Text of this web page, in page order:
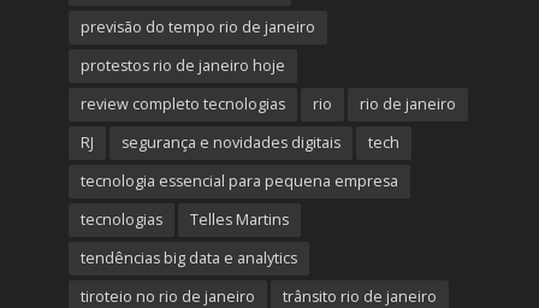
previsão do tempo rio de janeiro
protestos rio de janeiro hoje
review completo tecnologias
rio
rio de janeiro
RJ
segurança e novidades digitais
tech
tecnologia essencial para pequena empresa
tecnologias
Telles Martins
tendências big data e analytics
tiroteio no rio de janeiro
trânsito rio de janeiro